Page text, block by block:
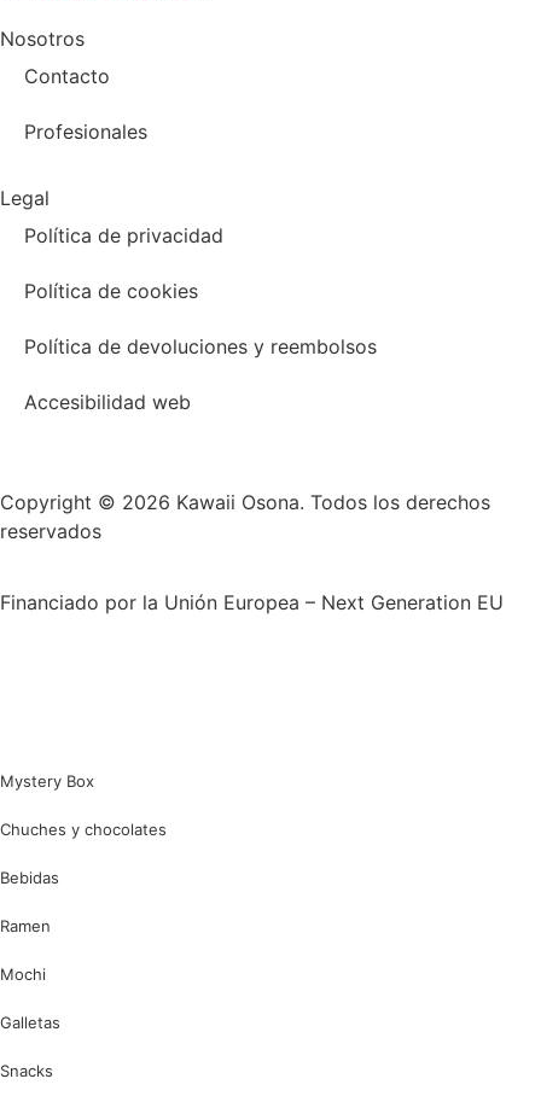
Nosotros
Contacto
Profesionales
Legal
Política de privacidad
Política de cookies
Política de devoluciones y reembolsos
Accesibilidad web
Copyright © 2026 Kawaii Osona. Todos los derechos
reservados
Financiado por la Unión Europea – Next Generation EU
Mystery Box
Chuches y chocolates
Bebidas
Ramen
Mochi
Galletas
Snacks